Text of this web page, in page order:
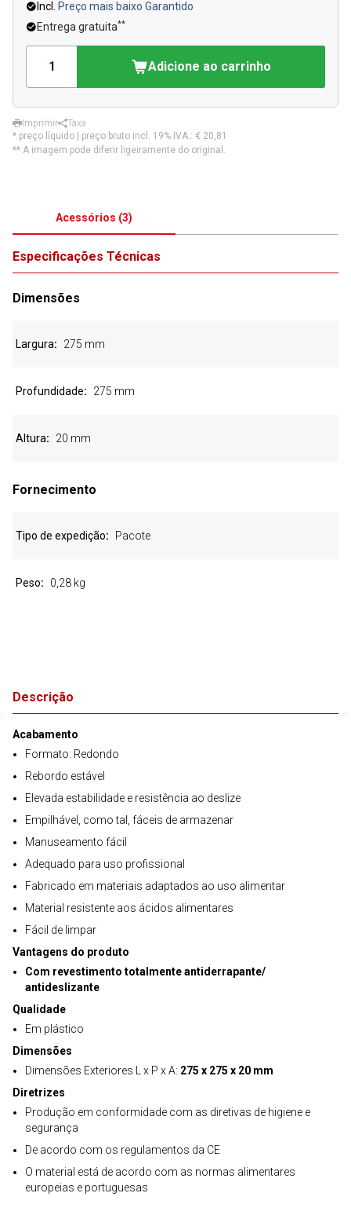
Incl.
Preço mais baixo Garantido
Entrega gratuita**
Adicione ao carrinho
Imprimir
Taxa
* preço líquido | preço bruto incl. 19% IVA.: € 20,81
** A imagem pode diferir ligeiramente do original.
Acessórios (3)
Descrição
Acabamento
Formato: Redondo
Rebordo estável
Elevada estabilidade e resistência ao deslize
Empilhável, como tal, fáceis de armazenar
Manuseamento fácil
Adequado para uso profissional
Fabricado em materiais adaptados ao uso alimentar
Material resistente aos ácidos alimentares
Fácil de limpar
Vantagens do produto
Com revestimento totalmente antiderrapante/
antideslizante
Qualidade
Em plástico
Dimensões
Dimensões Exteriores L x P x A: 275 x 275 x 20 mm
Diretrizes
Produção em conformidade com as diretivas de higiene e
segurança
De acordo com os regulamentos da CE
O material está de acordo com as normas alimentares
europeias e portuguesas
Especificações Técnicas
Dimensões
Largura 275 mm
Profundidade 275 mm
Altura 20 mm
Fornecimento
Tipo de expedição Pacote
Peso 0,28 kg